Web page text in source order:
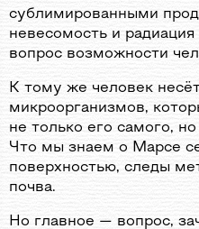
сублимированными
невесомость и
вопрос возможности
К тому же человек
микроорганизмов,
не только его самого,
Что мы знаем о Марсе
поверхностью, следы
почва.
Но главное — вопрос,